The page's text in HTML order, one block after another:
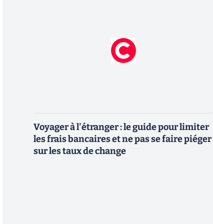
Voyager à l'étranger : le guide pour limiter
les frais bancaires et ne pas se faire piéger
sur les taux de change